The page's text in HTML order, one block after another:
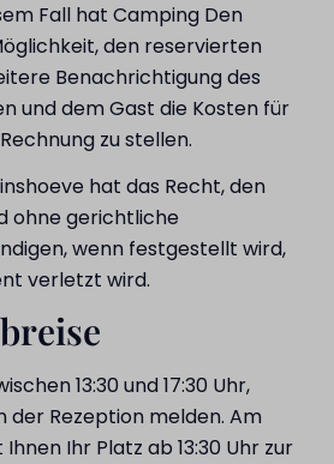
Fall hat Camping Den
den reservierten
Benachrichtigung des
und dem Gast die Kosten für
zu stellen.
hat das Recht, den
ohne gerichtliche
wenn festgestellt wird,
verletzt wird.
13:30 und 17:30 Uhr,
der Rezeption melden. Am
Ihr Platz ab 13:30 Uhr zur